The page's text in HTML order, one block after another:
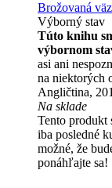
Brožovaná
Výborný stav
Túto knihu
výbornom
asi ani
na niektorých
Angličtina,
Na sklade
Tento produkt
iba posledné
možné, že
ponáhľajte sa!